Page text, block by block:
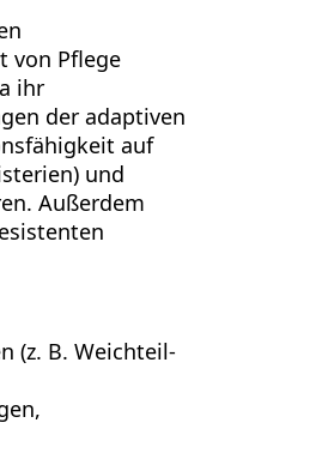
von Pflege
ihr
der adaptiven
auf
und
Außerdem
(z. B. Weichteil-